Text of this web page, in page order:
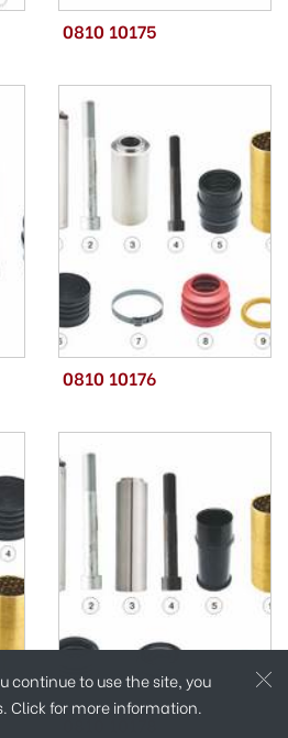
0810 10175
0810 10176
continue to use the site, you
Click for more information.